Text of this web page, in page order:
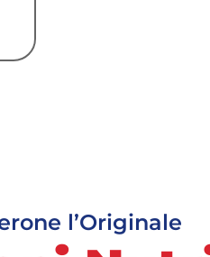
l’Originale